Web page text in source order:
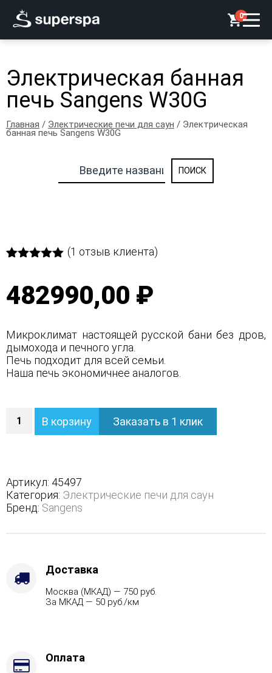
0
Электрическая банная
печь Sangens W30G
Главная / Электрические печи для саун / Электрическая
банная печь Sangens W30G
на основе
опроса
(1 отзыв клиента)
482990,00 ₽
Микроклимат настоящей русской бани без дров,
дымохода и печного угла.
Печь подходит для всей семьи.
Наша печь экономичнее аналогов.
Электрическая
банная
W30G
В корзину Заказать в 1 клик
Артикул: 45497
Категория: Электрические печи для саун
Бренд: Sangens
Доставка
Москва (МКАД) — 750 руб.
За МКАД — 50 руб./км
Оплата